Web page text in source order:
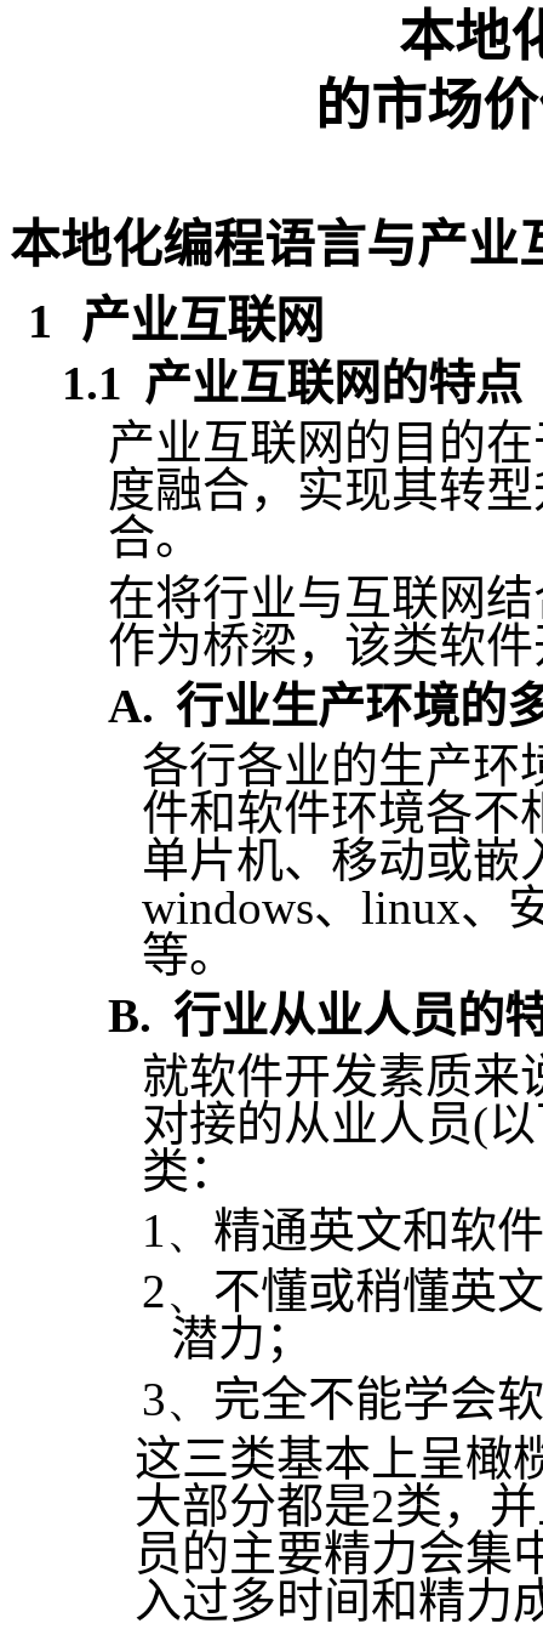
本地
的市场
本地化编程语言与产业
1 产业互联网
1.1 产业互联网的特点
产业互联网的目的
度融合，实现其转
合。
在将行业与互联网
作为桥梁，该类软
A. 行业生产环境的
各行各业的生产环
件和软件环境各不
单片机、移动或嵌
windows、 linux、
等。
B. 行业从业人员的
就软件开发素质来
对接的从业人员(
类：
1、 精通英文和软
2、 不懂或稍懂英
潜力；
3、 完全不能学会
这三类基本上呈橄
大部分都是2类，
员的主要精力会集
入过多时间和精力